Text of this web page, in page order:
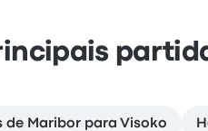
de Maribor para Visoko